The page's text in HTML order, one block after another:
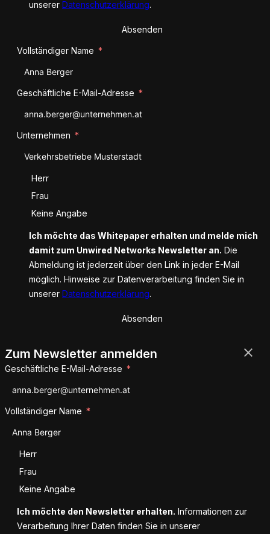
unserer Datenschutzerklärung.
Absenden
Vollständiger Name
Geschäftliche E-Mail-Adresse
Unternehmen
Anrede
Herr
Frau
Keine Angabe
Ich möchte das Whitepaper erhalten und melde mich
damit zum Unwired Networks Newsletter an. Die
Abmeldung ist jederzeit über den Link in jeder E-Mail
möglich. Hinweise zur Datenverarbeitung finden Sie in
unserer Datenschutzerklärung.
Absenden
Zum Newsletter anmelden
Geschäftliche E-Mail-Adresse
Vollständiger Name
Anrede
Herr
Frau
Keine Angabe
Ich möchte den Newsletter erhalten. Informationen zur
Verarbeitung Ihrer Daten finden Sie in unserer